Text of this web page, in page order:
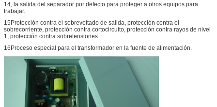
14, la salida del separador por defecto para proteger a otros equipos para
trabajar.
15Protección contra el sobrevoltado de salida, protección contra el
sobrecorriente, protección contra cortocircuito, protección contra rayos de nivel
1, protección contra sobretensiones.
16Proceso especial para el transformador en la fuente de alimentación.